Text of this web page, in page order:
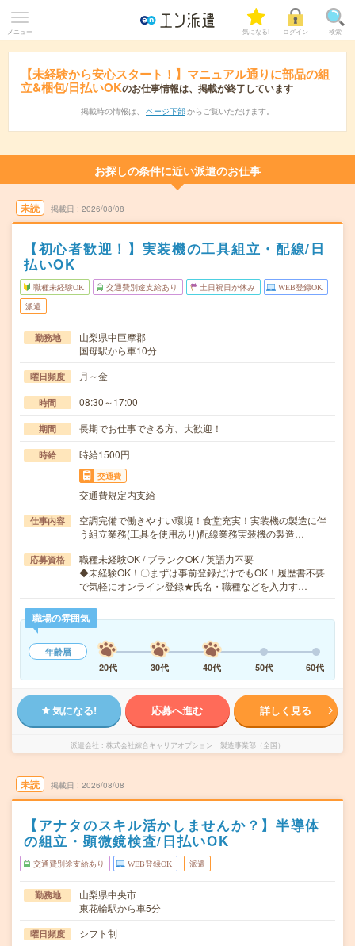
メニュー 気になる! ログイン 検索
【未経験から安心スタート！】マニュアル通りに部品の組
立&梱包/日払いOKのお仕事情報は、掲載が終了しています
掲載時の情報は、 ページ下部 からご覧いただけます。
お探しの条件に近い派遣のお仕事
未読 掲載日 2026/08/08
【初心者歓迎！】実装機の工具組立・配線/日
払いOK
職種未経験OK 交通費別途支給あり 土日祝日が休み WEB登録OK
派遣
勤務地
山梨県中巨摩郡
国母駅から車10分
曜日頻度 月～金
時間 08:30～17:00
期間 長期でお仕事できる方、大歓迎！
時給 時給1500円
交通費
交通費規定内支給
仕事内容
空調完備で働きやすい環境！食堂充実！実装機の製造に伴
う組立業務(工具を使用あり)配線業務実装機の製造…
応募資格
職種未経験OK / ブランクOK / 英語力不要
◆未経験OK！〇まずは事前登録だけでもOK！履歴書不要
で気軽にオンライン登録★氏名・職種などを入力す…
職場の雰囲気
年齢層
20代
30代 40代 50代 60代
気になる! 応募へ進む 詳しく見る
派遣会社 株式会社綜合キャリアオプション 製造事業部（全国）
未読 掲載日 2026/08/08
【アナタのスキル活かしませんか？】半導体
の組立・顕微鏡検査/日払いOK
交通費別途支給あり WEB登録OK 派遣
勤務地
山梨県中央市
東花輪駅から車5分
曜日頻度 シフト制